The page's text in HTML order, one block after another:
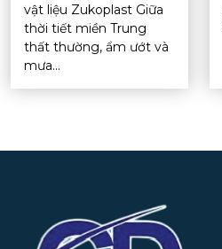
vật liệu Zukoplast Giữa
thời tiết miền Trung
thất thường, ẩm ướt và
mưa...